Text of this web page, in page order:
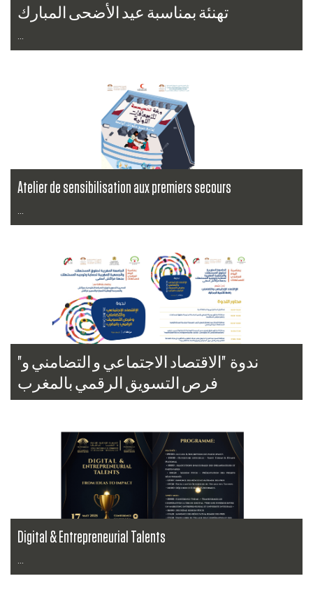
تهنئة بمناسبة عيد الأضحى المبارك
...
Atelier de sensibilisation aux premiers secours
...
"ندوة "الاقتصاد الاجتماعي و التضامني و
فرص التسويق الرقمي بالمغرب
Digital & Entrepreneurial Talents
...